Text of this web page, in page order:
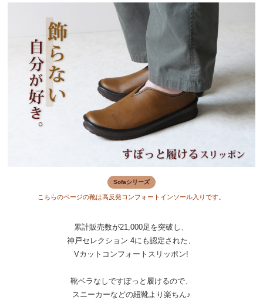
Sofaシリーズ
こちらのページの靴は高反発コンフォートインソール入りです。
累計販売数が21,000足を突破し、
神戸セレクション 4にも認定された、
Vカットコンフォートスリッポン!
靴ベラなしですぽっと履けるので、
スニーカーなどの紐靴より楽ちん♪